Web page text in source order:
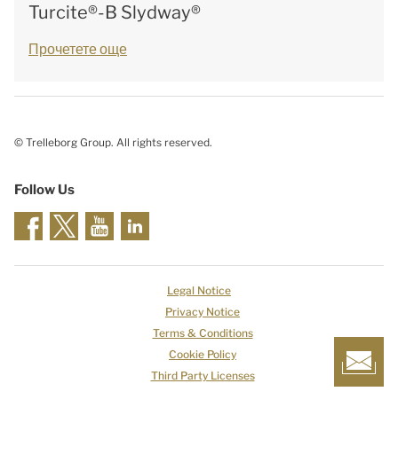
Turcite®-B Slydway®
Прочетете още
© Trelleborg Group. All rights reserved.
Follow Us
Legal Notice
Privacy Notice
Terms & Conditions
Cookie Policy
Third Party Licenses